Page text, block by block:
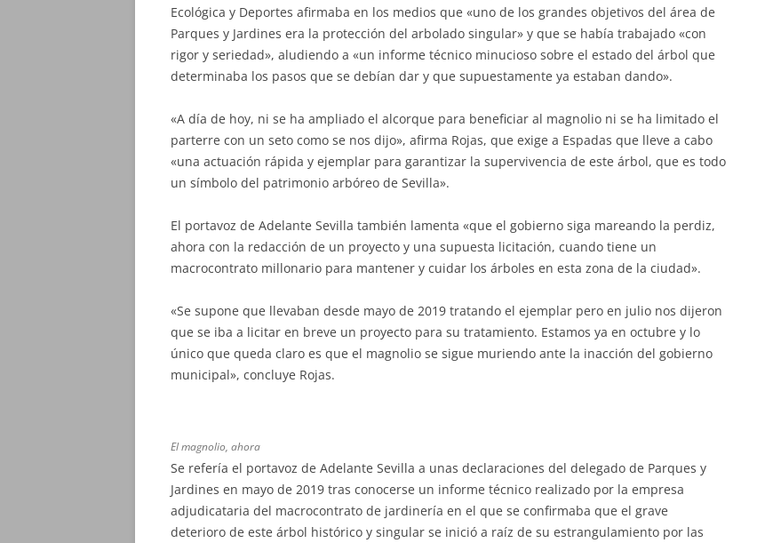
Ecológica y Deportes afirmaba en los medios que «uno de los grandes objetivos del área de
Parques y Jardines era la protección del arbolado singular» y que se había trabajado «con
rigor y seriedad», aludiendo a «un informe técnico minucioso sobre el estado del árbol que
determinaba los pasos que se debían dar y que supuestamente ya estaban dando».
«A día de hoy, ni se ha ampliado el alcorque para beneficiar al magnolio ni se ha limitado el
parterre con un seto como se nos dijo», afirma Rojas, que exige a Espadas que lleve a cabo
«una actuación rápida y ejemplar para garantizar la supervivencia de este árbol, que es todo
un símbolo del patrimonio arbóreo de Sevilla».
El portavoz de Adelante Sevilla también lamenta «que el gobierno siga mareando la perdiz,
ahora con la redacción de un proyecto y una supuesta licitación, cuando tiene un
macrocontrato millonario para mantener y cuidar los árboles en esta zona de la ciudad».
«Se supone que llevaban desde mayo de 2019 tratando el ejemplar pero en julio nos dijeron
que se iba a licitar en breve un proyecto para su tratamiento. Estamos ya en octubre y lo
único que queda claro es que el magnolio se sigue muriendo ante la inacción del gobierno
municipal», concluye Rojas.
El magnolio, ahora
Se refería el portavoz de Adelante Sevilla a unas declaraciones del delegado de Parques y
Jardines en mayo de 2019 tras conocerse un informe técnico realizado por la empresa
adjudicataria del macrocontrato de jardinería en el que se confirmaba que el grave
deterioro de este árbol histórico y singular se inició a raíz de su estrangulamiento por las